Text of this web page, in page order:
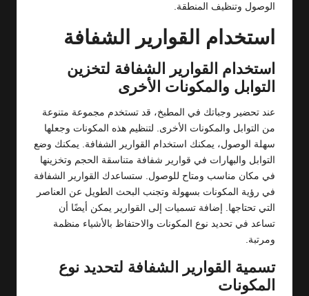
الوصول وتنظيف المنطقة.
استخدام القوارير الشفافة
استخدام القوارير الشفافة لتخزين
التوابل والمكونات الأخرى
عند تحضير وجباتك في المطبخ، قد تستخدم مجموعة متنوعة
من التوابل والمكونات الأخرى. لتنظيم هذه المكونات وجعلها
سهلة الوصول، يمكنك استخدام القوارير الشفافة. يمكنك وضع
التوابل والبهارات في قوارير شفافة متناسقة الحجم وتخزينها
في مكان مناسب ومتاح للوصول. ستساعدك القوارير الشفافة
في رؤية المكونات بسهولة وتجنب البحث الطويل عن العناصر
التي تحتاجها. إضافة تسميات إلى القوارير يمكن أيضًا أن
تساعد في تحديد نوع المكونات والاحتفاظ بالأشياء منظمة
ومرتبة.
تسمية القوارير الشفافة لتحديد نوع
المكونات